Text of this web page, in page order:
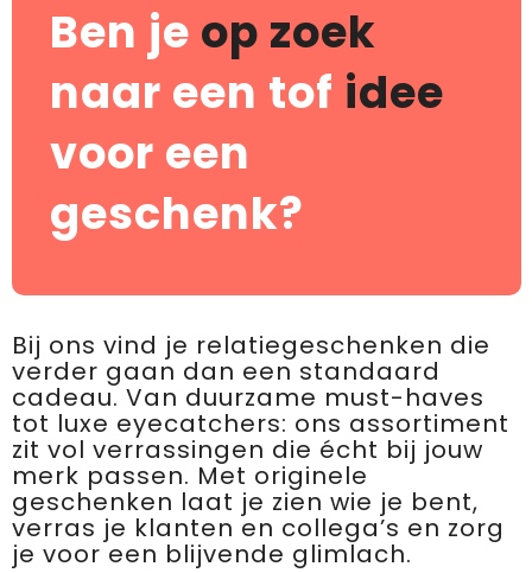
Ben je op zoek
naar een tof idee
voor een
geschenk?
Bij ons vind je relatiegeschenken die
verder gaan dan een standaard
cadeau. Van duurzame must-haves
tot luxe eyecatchers: ons assortiment
zit vol verrassingen die écht bij jouw
merk passen. Met originele
geschenken laat je zien wie je bent,
verras je klanten en collega’s en zorg
je voor een blijvende glimlach.